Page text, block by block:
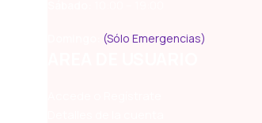
(Sólo Emergencias)